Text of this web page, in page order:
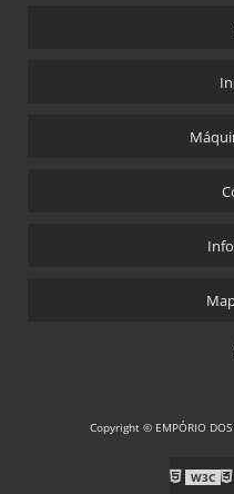
Copyright © EMPÓRIO
W3C